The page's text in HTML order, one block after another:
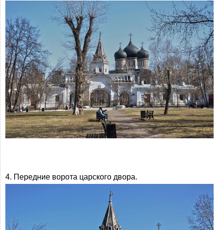
4. Передние ворота царского двора.